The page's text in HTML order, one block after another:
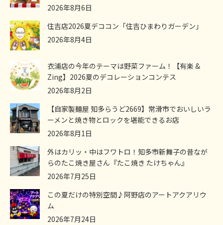
2026年8月6日
住吉店2026夏デココン「住吉ひまわりガーデン」
2026年8月4日
衣浦店の今年のテーマは野菜ファーム！【有楽 &
Zing】2026夏のデコレーションコンテス
2026年8月2日
【自家製麺屋 知多らうど2669】常滑市でおいしいラ
ーメンと焼き物とロックを堪能できるお店
2026年8月1日
外はカリッ・中はフワトロ！知多市新舞子の昔なが
らのたこ焼き屋さん『たこ焼き たけちゃん』
2026年7月25日
この夏だけの特別空間♪阿野店のアートアクアリウ
ム
2026年7月24日